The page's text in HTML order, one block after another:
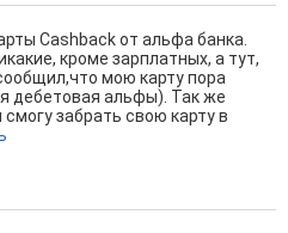
Cashback от альфа банка.
кроме зарплатных, а тут,
мою карту пора
дебетовая альфы). Так же
забрать свою карту в